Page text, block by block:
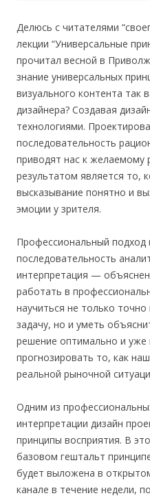
Делюсь с читателями
лекции “Универсальные
прочитал весной в
знание универсальных
визуального контента так
дизайнера? Создавая
технологиями.
последовательность
приводят нас к желаемому
результатом является то,
высказывание понятно и
эмоции у зрителя.
Профессиональный
последовательность
интерпретация —
работать в
научиться не только
задачу, но и уметь
решение оптимально и уже
прогнозировать то, как
реальной рыночной
Одним из
интерпретации дизайн
принципы восприятия. В
базовом гештальт
будет выложена в
канале в течение недели,